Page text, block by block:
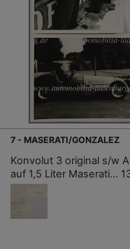
7 - MASERATI/GONZALEZ
Konvolut 3 original s/w
auf 1,5 Liter Maserati...